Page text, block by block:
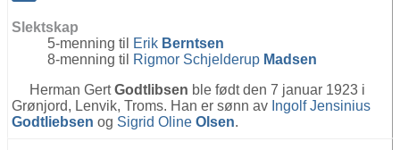
Slektskap
5-menning til
Erik Berntsen
8-menning til
Rigmor Schjelderup Madsen
Herman GertGodtlibsen ble født den 7 januar 1923 i
Grønjord, Lenvik, Troms. Han er sønn av Ingolf Jensinius
Godtliebsen og Sigrid Oline Olsen.